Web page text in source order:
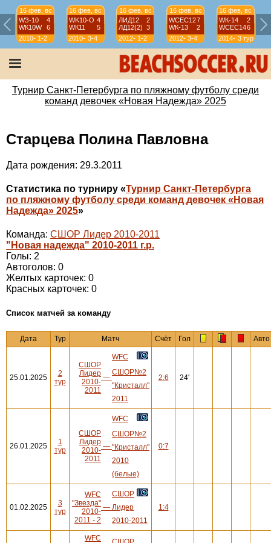
16 фев, вс
WЗ-10
4
WК10W
6
2010-
11
1-2
16 фев, вс
WK10-О 4
WК11
5
2010-
11
3-4
16 фев, вс
ЛИД12
2
ЛД12(2)
3
2012-
13
1-2
16 фев, вс
WСЕС127
WК-13
2
2012-
13
3-4
16 фев, вс
WК-14
2
WСЕС146
2014-
15
3 тур
Турнир Санкт-Петербурга по пляжному футболу среди
команд девочек «Новая Надежда» 2025
Старцева Полина Павловна
Дата рождения: 29.3.2011
Статистика по турниру «Турнир Санкт-Петербурга
по пляжному футболу среди команд девочек «Новая
Надежда» 2025»
Команда: СШОР Лидер 2010-2011
"Новая надежда" 2010-2011 г.р.
Голы: 2
Автоголов: 0
Желтых карточек: 0
Красных карточек: 0
Cписок матчей за команду
Дата Тур Матч Счёт Гол Авто
25.01.2025
2
тур
СШОР
Лидер
2010-
2011
—
WFC
СШОР№2
"Кристалл"
2011
2:6 24'
26.01.2025
1
тур
СШОР
Лидер
2010-
2011
—
WFC
СШОР№2
"Кристалл"
2010
(белые)
0:7
01.02.2025
3
тур
WFC
"Звезда"
2010-
2011 - 2
—
СШОР
Лидер
2010-2011
1:4
WFC